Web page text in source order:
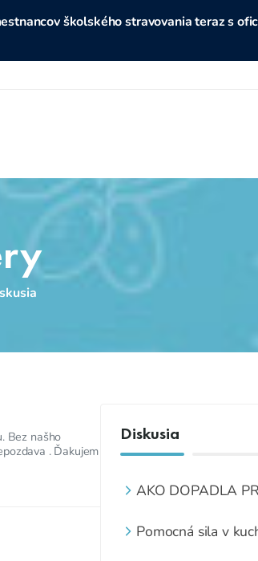
školského stravovania teraz s
Bez našho
. Ďakujem
Diskusia
AKO DOPADLA
„OBEDY
Pomocná sila v